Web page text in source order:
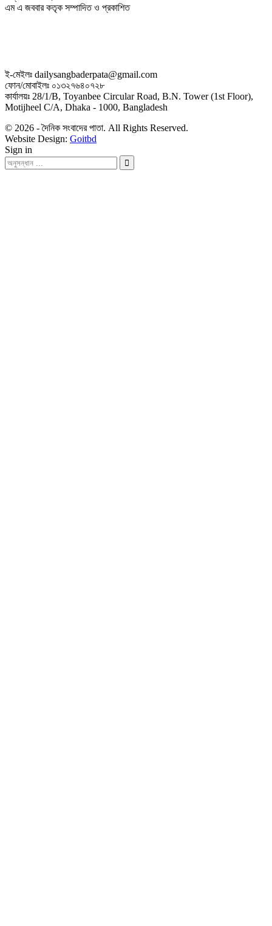
এম এ জববার কতৃক সম্পাদিত ও প্রকাশিত
ই-মেইলঃ dailysangbaderpata@gmail.com
ফোন/মোবাইলঃ ০১৩২৭৬৪০৭২৮
কার্যালয়ঃ 28/1/B, Toyanbee Circular Road, B.N. Tower (1st Floor),
Motijheel C/A, Dhaka - 1000, Bangladesh
© 2026 - দৈনিক সংবাদের পাতা. All Rights Reserved.
Website Design: Goitbd
Sign in